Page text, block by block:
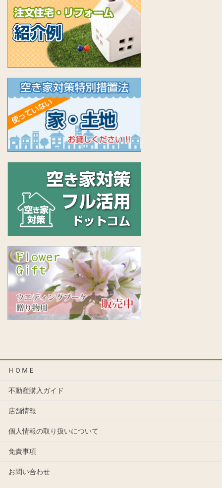
ＨＯＭＥ
不動産購入ガイド
店舗情報
個人情報の取り扱いについて
免責事項
お問い合わせ